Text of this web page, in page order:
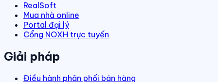
RealSoft
Mua nhà online
Portal đại lý
Cổng NOXH trực tuyến
Giải pháp
Điều hành phân phối bán hàng